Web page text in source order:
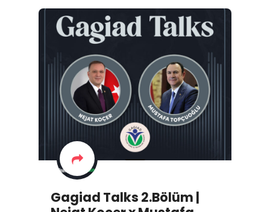
Gagiad Talks 2.Bölüm |